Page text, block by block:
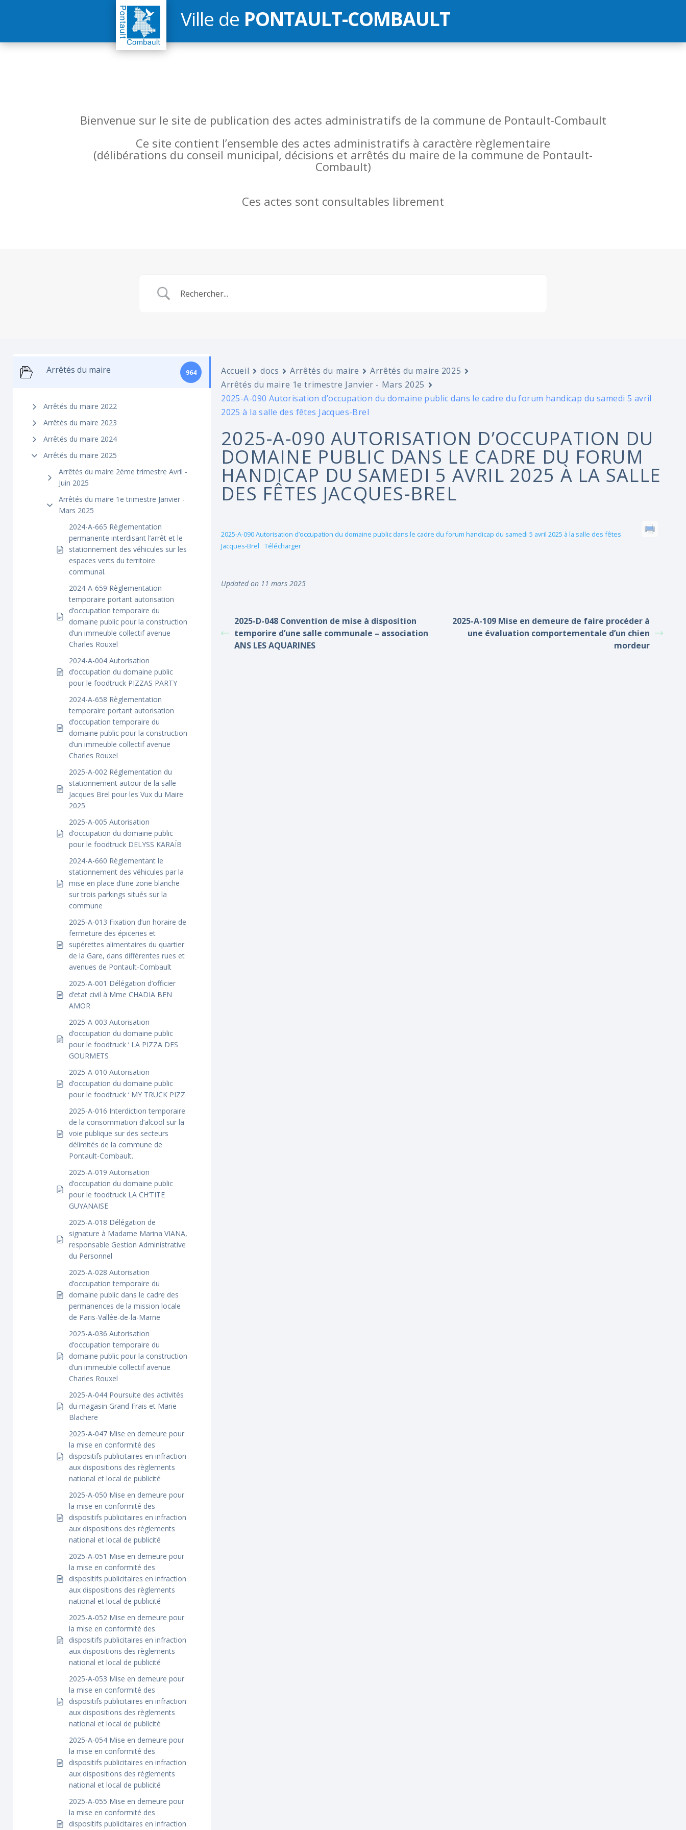
Ville de PONTAULT-COMBAULT
Bienvenue sur le site de publication des actes administratifs de la commune de Pontault-Combault
Ce site contient l’ensemble des actes administratifs à caractère règlementaire
(délibérations du conseil municipal, décisions et arrêtés du maire de la commune de Pontault-
Combault)
Ces actes sont consultables librement
Arrêtés du maire 964
Arrêtés du maire 2022
Arrêtés du maire 2023
Arrêtés du maire 2024
Arrêtés du maire 2025
Arrêtés du maire 2ème trimestre Avril -
Juin 2025
Arrêtés du maire 1e trimestre Janvier -
Mars 2025
2024-A-665 Règlementation
permanente interdisant l’arrêt et le
stationnement des véhicules sur les
espaces verts du territoire
communal.
2024-A-659 Règlementation
temporaire portant autorisation
d’occupation temporaire du
domaine public pour la construction
d’un immeuble collectif avenue
Charles Rouxel
2024-A-004 Autorisation
d’occupation du domaine public
pour le foodtruck PIZZAS PARTY
2024-A-658 Règlementation
temporaire portant autorisation
d’occupation temporaire du
domaine public pour la construction
d’un immeuble collectif avenue
Charles Rouxel
2025-A-002 Réglementation du
stationnement autour de la salle
Jacques Brel pour les Vux du Maire
2025
2025-A-005 Autorisation
d’occupation du domaine public
pour le foodtruck DELYSS KARAÏB
2024-A-660 Règlementant le
stationnement des véhicules par la
mise en place d’une zone blanche
sur trois parkings situés sur la
commune
2025-A-013 Fixation d’un horaire de
fermeture des épiceries et
supérettes alimentaires du quartier
de la Gare, dans différentes rues et
avenues de Pontault-Combault
2025-A-001 Délégation d’officier
d’etat civil à Mme CHADIA BEN
AMOR
2025-A-003 Autorisation
d’occupation du domaine public
pour le foodtruck ‘ LA PIZZA DES
GOURMETS
2025-A-010 Autorisation
d’occupation du domaine public
pour le foodtruck ‘ MY TRUCK PIZZ
2025-A-016 Interdiction temporaire
de la consommation d’alcool sur la
voie publique sur des secteurs
délimités de la commune de
Pontault-Combault.
2025-A-019 Autorisation
d’occupation du domaine public
pour le foodtruck LA CH’TITE
GUYANAISE
2025-A-018 Délégation de
signature à Madame Marina VIANA,
responsable Gestion Administrative
du Personnel
2025-A-028 Autorisation
d’occupation temporaire du
domaine public dans le cadre des
permanences de la mission locale
de Paris-Vallée-de-la-Marne
2025-A-036 Autorisation
d’occupation temporaire du
domaine public pour la construction
d’un immeuble collectif avenue
Charles Rouxel
2025-A-044 Poursuite des activités
du magasin Grand Frais et Marie
Blachere
2025-A-047 Mise en demeure pour
la mise en conformité des
dispositifs publicitaires en infraction
aux dispositions des règlements
national et local de publicité
2025-A-050 Mise en demeure pour
la mise en conformité des
dispositifs publicitaires en infraction
aux dispositions des règlements
national et local de publicité
2025-A-051 Mise en demeure pour
la mise en conformité des
dispositifs publicitaires en infraction
aux dispositions des règlements
national et local de publicité
2025-A-052 Mise en demeure pour
la mise en conformité des
dispositifs publicitaires en infraction
aux dispositions des règlements
national et local de publicité
2025-A-053 Mise en demeure pour
la mise en conformité des
dispositifs publicitaires en infraction
aux dispositions des règlements
national et local de publicité
2025-A-054 Mise en demeure pour
la mise en conformité des
dispositifs publicitaires en infraction
aux dispositions des règlements
national et local de publicité
2025-A-055 Mise en demeure pour
la mise en conformité des
dispositifs publicitaires en infraction
Accueil docs Arrêtés du maire
Arrêtés du maire 2025
Arrêtés du maire 1e trimestre Janvier - Mars 2025
2025-A-090 Autorisation d’occupation du domaine public dans le cadre du forum handicap du samedi 5 avril
2025 à la salle des fêtes Jacques-Brel
2025-A-090 AUTORISATION D’OCCUPATION DU
DOMAINE PUBLIC DANS LE CADRE DU FORUM
HANDICAP DU SAMEDI 5 AVRIL 2025 À LA SALLE
DES FÊTES JACQUES-BREL
2025-A-090 Autorisation d’occupation du domaine public dans le cadre du forum handicap du samedi 5 avril 2025 à la salle des fêtes
Jacques-Brel
Télécharger
Updated on 11 mars 2025
2025-D-048 Convention de mise à disposition
temporire d’une salle communale – association
ANS LES AQUARINES
2025-A-109 Mise en demeure de faire procéder à
une évaluation comportementale d’un chien
mordeur